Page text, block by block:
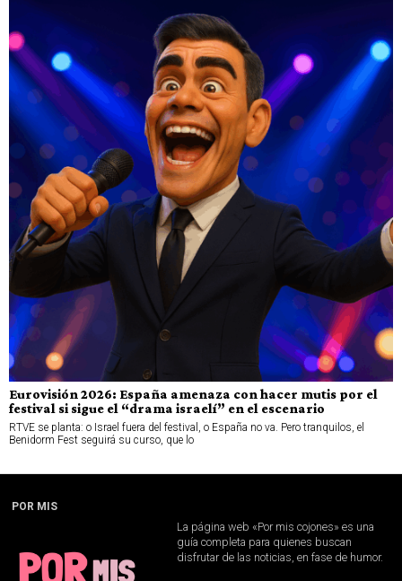
Eurovisión 2026: España amenaza con hacer mutis por el
festival si sigue el “drama israelí” en el escenario
RTVE se planta: o Israel fuera del festival, o España no va. Pero tranquilos, el
Benidorm Fest seguirá su curso, que lo
POR MIS
La página web «Por mis cojones» es una
guía completa para quienes buscan
disfrutar de las noticias, en fase de humor.